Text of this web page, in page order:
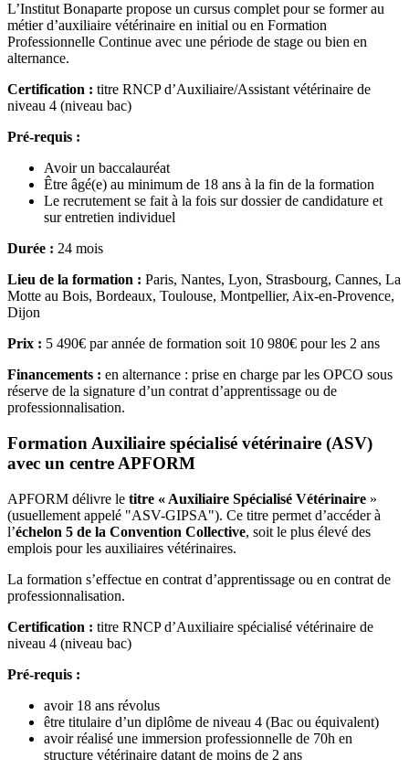
L’Institut Bonaparte propose un cursus complet pour se former au
métier d’auxiliaire vétérinaire en initial ou en Formation
Professionnelle Continue avec une période de stage ou bien en
alternance.
Certification : titre RNCP d’Auxiliaire/Assistant vétérinaire de
niveau 4 (niveau bac)
Pré-requis :
Avoir un baccalauréat
Être âgé(e) au minimum de 18 ans à la fin de la formation
Le recrutement se fait à la fois sur dossier de candidature et
sur entretien individuel
Durée : 24 mois
Lieu de la formation : Paris, Nantes, Lyon, Strasbourg, Cannes, La
Motte au Bois, Bordeaux, Toulouse, Montpellier, Aix-en-Provence,
Dijon
Prix : 5 490€ par année de formation soit 10 980€ pour les 2 ans
Financements : en alternance : prise en charge par les OPCO sous
réserve de la signature d’un contrat d’apprentissage ou de
professionnalisation.
Formation Auxiliaire spécialisé vétérinaire (ASV)
avec un centre APFORM
APFORM délivre le titre « Auxiliaire Spécialisé Vétérinaire »
(usuellement appelé "ASV-GIPSA"). Ce titre permet d’accéder à
l’échelon 5 de la Convention Collective, soit le plus élevé des
emplois pour les auxiliaires vétérinaires.
La formation s’effectue en contrat d’apprentissage ou en contrat de
professionnalisation.
Certification : titre RNCP d’Auxiliaire spécialisé vétérinaire de
niveau 4 (niveau bac)
Pré-requis :
avoir 18 ans révolus
être titulaire d’un diplôme de niveau 4 (Bac ou équivalent)
avoir réalisé une immersion professionnelle de 70h en
structure vétérinaire datant de moins de 2 ans